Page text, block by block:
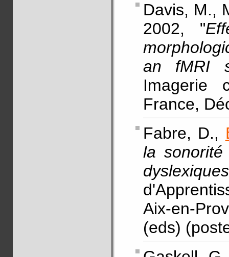
Davis, M.,
2002, "
an fMRI
Imagerie
France,
Fabre, D.,
la
dyslexiques
Aix-en-
(eds)